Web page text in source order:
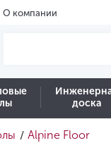
О компании
доска
/ Alpine Floor